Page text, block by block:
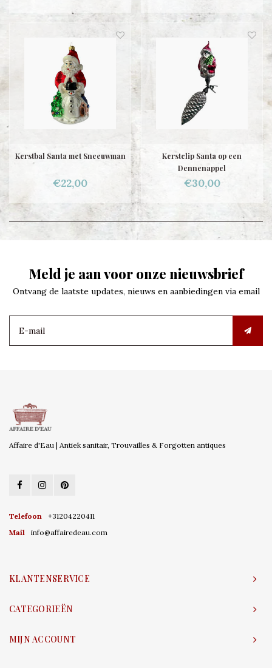
Kerstbal Santa met Sneeuwman
€22,00
Kerstclip Santa op een
Dennenappel
€30,00
Meld je aan voor onze nieuwsbrief
Ontvang de laatste updates, nieuws en aanbiedingen via email
Affaire d'Eau | Antiek sanitair, Trouvailles & Forgotten antiques
Telefoon
+31204220411
Mail
info@affairedeau.com
KLANTENSERVICE
CATEGORIEËN
MIJN ACCOUNT